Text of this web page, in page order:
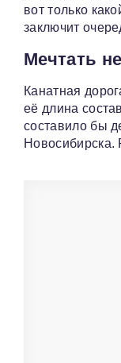
вот только
заключит
Мечтать
Канатная
её длина
составило бы
Новосибирска.